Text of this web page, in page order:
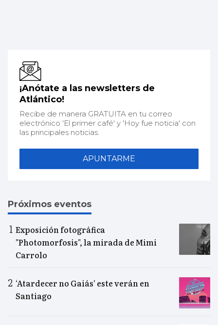
¡Anótate a las newsletters de
Atlántico!
Recibe de manera GRATUITA en tu correo
electrónico 'El primer café' y 'Hoy fue noticia' con
las principales noticias.
APUNTARME
Próximos eventos
Exposición fotográfica
"Photomorfosis", la mirada de Mimi
Carrolo
‘Atardecer no Gaiás’ este verán en
Santiago